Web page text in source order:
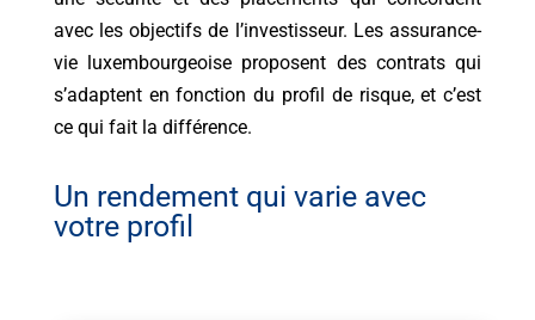
avec les objectifs de l’investisseur. Les assurance-
vie luxembourgeoise proposent des contrats qui
s’adaptent en fonction du profil de risque, et c’est
ce qui fait la différence.
Un rendement qui varie avec
votre profil